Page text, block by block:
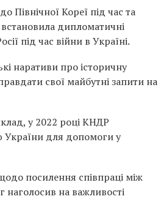
Північної Кореї під час та
дипломатичні
під час війни в Україні.
наративи про історичну
свої майбутні запити на
у 2022 році КНДР
України для допомоги у
посилення співпраці між
на важливості